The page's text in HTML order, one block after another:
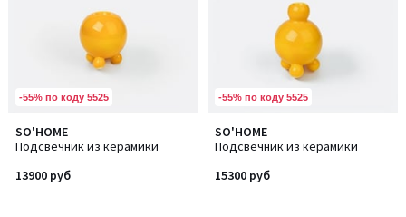
-55% по коду 5525
SO'HOME
Подсвечник из керамики
13900 руб
-55% по коду 5525
SO'HOME
Подсвечник из керамики
15300 руб